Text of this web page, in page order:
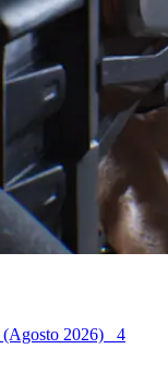
(Agosto 2026) 4